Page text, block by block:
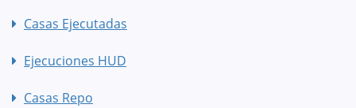
Casas Ejecutadas
Ejecuciones HUD
Casas Repo